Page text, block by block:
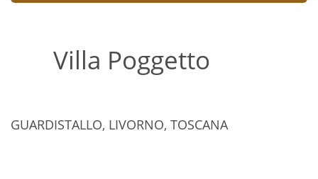
Villa Poggetto
GUARDISTALLO, LIVORNO, TOSCANA